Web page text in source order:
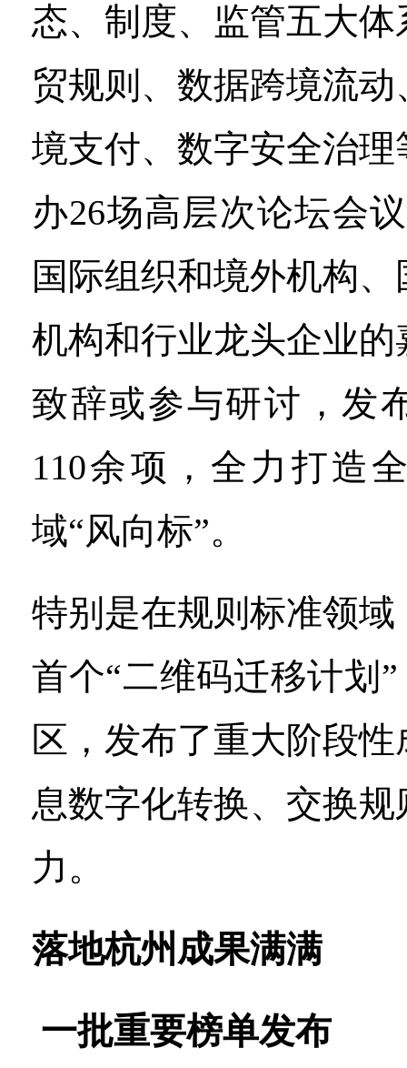
态、制度、监管五大
贸规则、数据跨境流
境支付、数字安全治
办26场高层次论坛会
国际组织和境外机构
机构和行业龙头企业
致辞或参与研讨，发
110余项，全力打造
域“风向标”。
特别是在规则标准领
首个“二维码迁移计划
区，发布了重大阶段
息数字化转换、交换
力。
落地杭州成果满满
一批重要榜单发布